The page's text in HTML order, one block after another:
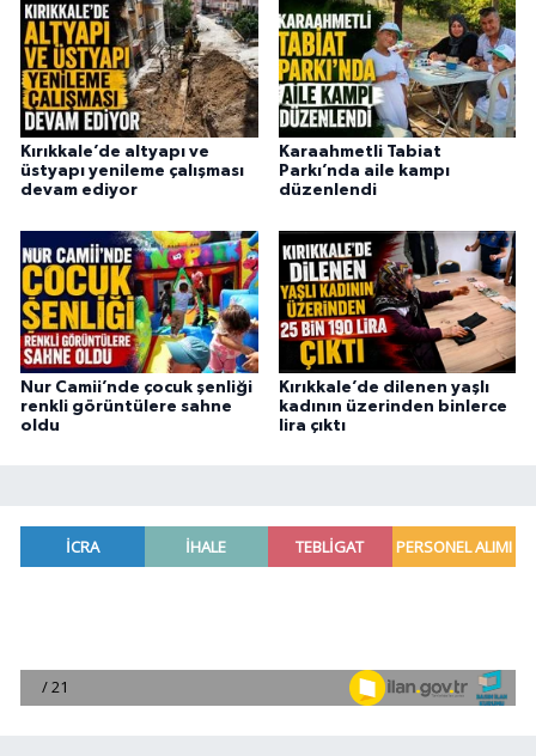
Kırıkkale’de altyapı ve
üstyapı yenileme çalışması
devam ediyor
Karaahmetli Tabiat
Parkı’nda aile kampı
düzenlendi
Nur Camii’nde çocuk şenliği
renkli görüntülere sahne
oldu
Kırıkkale’de dilenen yaşlı
kadının üzerinden binlerce
lira çıktı